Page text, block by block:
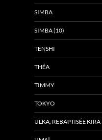
SIMBA
SIMBA (10)
TENSHI
THÉA
TIMMY
TOKYO
ULKA, REBAPTISÉE KIRA